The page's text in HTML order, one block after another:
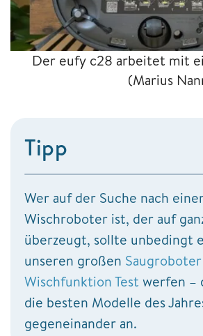
Der eufy c28 arbeitet mit
(Marius
Tipp
Wer auf der Suche nach
Wischroboter ist, der auf
überzeugt, sollte unbedingt
unseren großen
Wischfunktion Test werfen –
die besten Modelle des
gegeneinander an.